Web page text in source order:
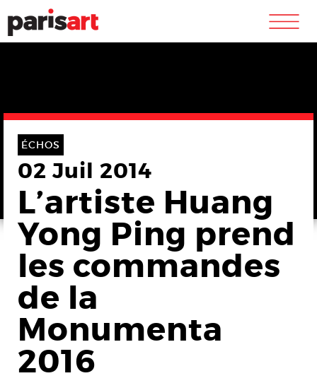
m
ÉCHOS
02 Juil 2014
L’artiste Huang
Yong Ping prend
les commandes
de la
Monumenta
2016